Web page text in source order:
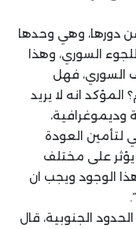
دورها، وهي وحدها
السوري، وهذا
السوري، فهل
المؤكد انه لا يريد
لتأمين العودة
يؤثر على مختلف
الوجود ويجب ان
الجنوبية، قال